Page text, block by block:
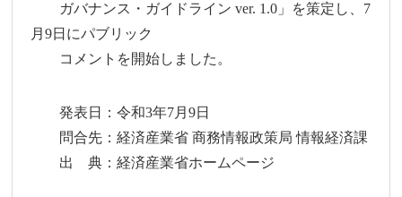
ガバナンス・ガイドライン ver. 1.0」を策定し、7
月9日にパブリック
コメントを開始しました。
発表日：令和3年7月9日
問合先：経済産業省 商務情報政策局 情報経済課
出 典：経済産業省ホームページ